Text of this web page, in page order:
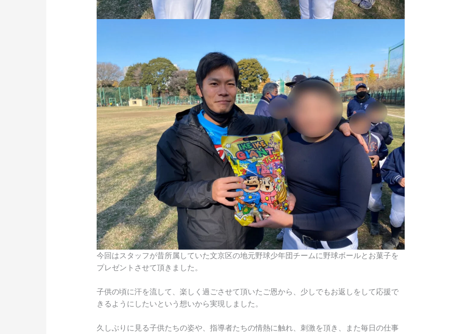
今回はスタッフが昔所属していた文京区の地元野球少年団チームに野球ボールとお菓子を
プレゼントさせて頂きました。
子供の頃に汗を流して、楽しく過ごさせて頂いたご恩から、少しでもお返しをして応援で
きるようにしたいという想いから実現しました。
久しぶりに見る子供たちの姿や、指導者たちの情熱に触れ、刺激を頂き、また毎日の仕事